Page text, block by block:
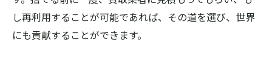
し再利用することが可能であれば、その道を選び、世界
にも貢献することができます。